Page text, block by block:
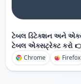
ટેબલ ડિટેક્શન અને
ટેબલ એક્સટ્રેક્ટ કરો
Chrome Firefox